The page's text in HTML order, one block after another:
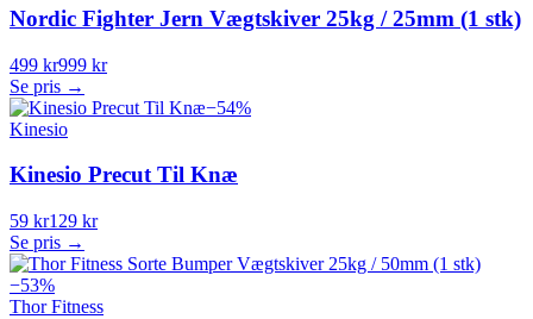
Nordic Fighter Jern Vægtskiver 25kg / 25mm (1 stk)
499 kr999 kr
Se pris →
−54%
Kinesio
Kinesio Precut Til Knæ
59 kr129 kr
Se pris →
−53%
Thor Fitness